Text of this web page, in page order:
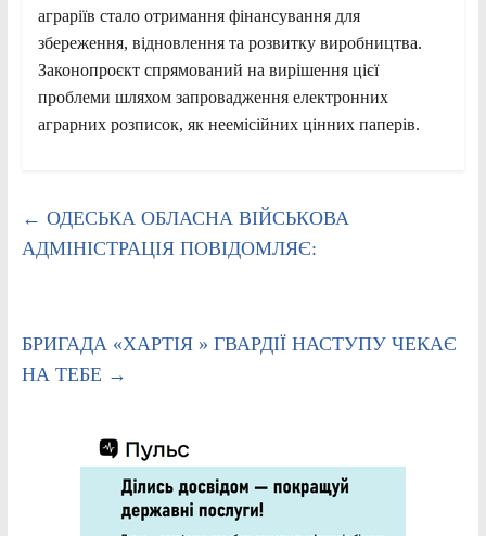
аграріїв стало отримання фінансування для
збереження, відновлення та розвитку виробництва.
Законопроєкт спрямований на вирішення цієї
проблеми шляхом запровадження електронних
аграрних розписок, як неемісійних цінних паперів.
← ОДЕСЬКА ОБЛАСНА ВІЙСЬКОВА
АДМІНІСТРАЦІЯ ПОВІДОМЛЯЄ:
БРИГАДА «ХАРТІЯ » ГВАРДІЇ НАСТУПУ ЧЕКАЄ
НА ТЕБЕ →